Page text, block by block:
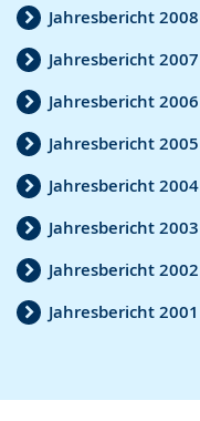
Jahresbericht 2008
Jahresbericht 2007
Jahresbericht 2006
Jahresbericht 2005
Jahresbericht 2004
Jahresbericht 2003
Jahresbericht 2002
Jahresbericht 2001
g
e
e
i
g
.